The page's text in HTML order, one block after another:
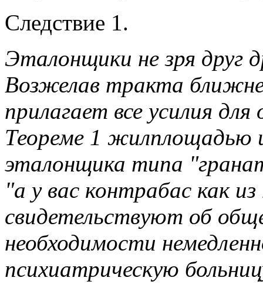
Следствие 1.
Эталонщики не зря друг
Возжелав тракта
прилагает все усилия
Теореме 1
эталонщика типа
"а у вас контрабас как
свидетельствуют об
необходимости
психиатрическую